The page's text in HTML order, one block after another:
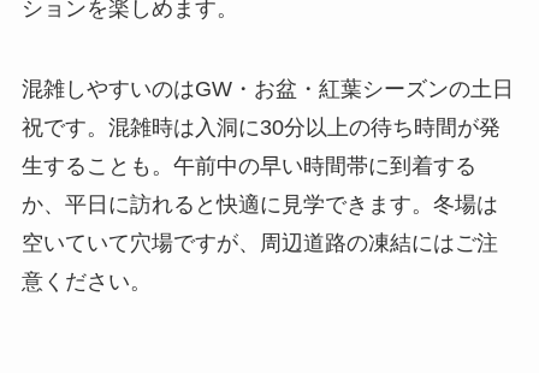
ションを楽しめます。
混雑しやすいのはGW・お盆・紅葉シーズンの土日
祝です。混雑時は入洞に30分以上の待ち時間が発
生することも。午前中の早い時間帯に到着する
か、平日に訪れると快適に見学できます。冬場は
空いていて穴場ですが、周辺道路の凍結にはご注
意ください。